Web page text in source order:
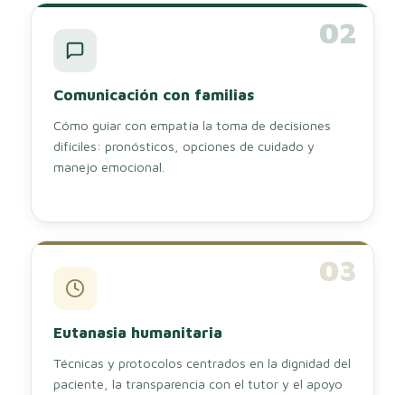
02
Comunicación con familias
Cómo guiar con empatía la toma de decisiones
difíciles: pronósticos, opciones de cuidado y
manejo emocional.
03
Eutanasia humanitaria
Técnicas y protocolos centrados en la dignidad del
paciente, la transparencia con el tutor y el apoyo